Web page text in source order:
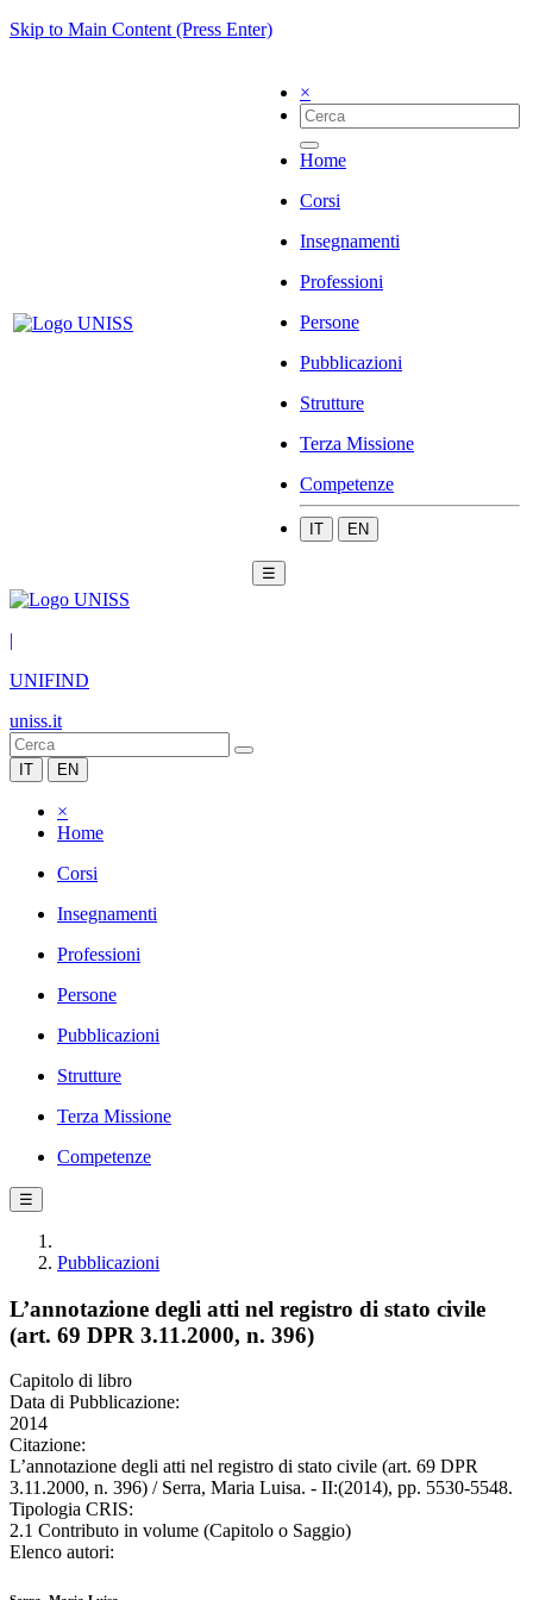
Skip to Main Content (Press Enter)
×
Home
Corsi
Insegnamenti
Professioni
Persone
Pubblicazioni
Strutture
Terza Missione
Competenze
IT EN
☰
|
UNIFIND
uniss.it
IT EN
×
Home
Corsi
Insegnamenti
Professioni
Persone
Pubblicazioni
Strutture
Terza Missione
Competenze
☰
Pubblicazioni
L’annotazione degli atti nel registro di stato civile
(art. 69 DPR 3.11.2000, n. 396)
Capitolo di libro
Data di Pubblicazione:
2014
Citazione:
L’annotazione degli atti nel registro di stato civile (art. 69 DPR
3.11.2000, n. 396) / Serra, Maria Luisa. - II:(2014), pp. 5530-5548.
Tipologia CRIS:
2.1 Contributo in volume (Capitolo o Saggio)
Elenco autori: